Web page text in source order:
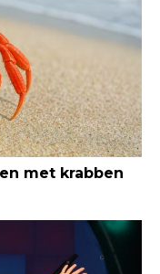
met krabben